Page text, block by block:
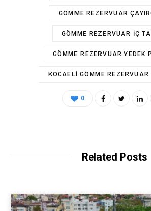
GÖMME REZERVUAR
GÖMME REZERVUAR IÇ
GÖMME REZERVUAR YEDEK
KOCAELI GÖMME REZERVUAR
0
Related Posts